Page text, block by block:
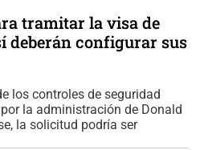
tramitar la visa de
deberán configurar sus
los controles de seguridad
la administración de Donald
la solicitud podría ser